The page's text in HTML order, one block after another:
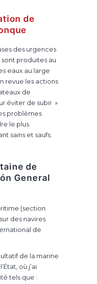
de
des urgences
produites au
eaux au large
revue les actions
de
éviter de subir »
problèmes
le plus
sains et saufs.
de
General
(section
des navires
de
de la marine
où j’ai
tels que :